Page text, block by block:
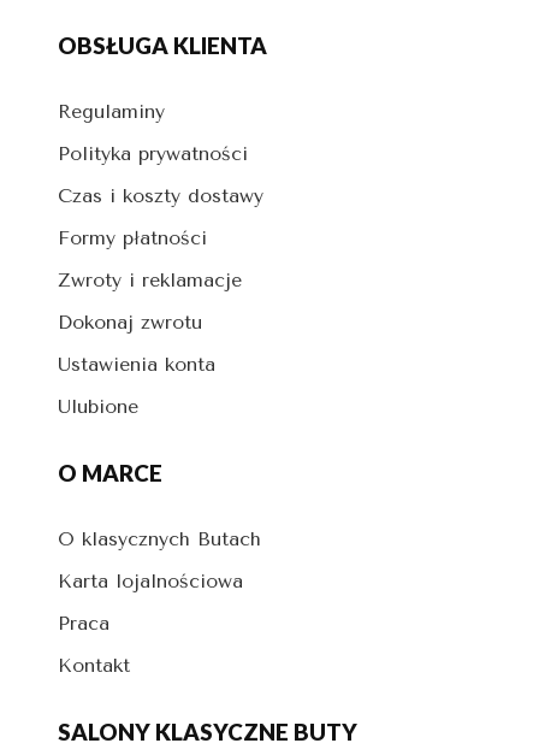
OBSŁUGA KLIENTA
Regulaminy
Polityka prywatności
Czas i koszty dostawy
Formy płatności
Zwroty i reklamacje
Dokonaj zwrotu
Ustawienia konta
Ulubione
O MARCE
O klasycznych Butach
Karta lojalnościowa
Praca
Kontakt
SALONY KLASYCZNE BUTY